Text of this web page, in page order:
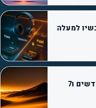
עכשיו למעלה
חג מתן תורה מגיע ואיתו 8 סיפורים חדשים ו7